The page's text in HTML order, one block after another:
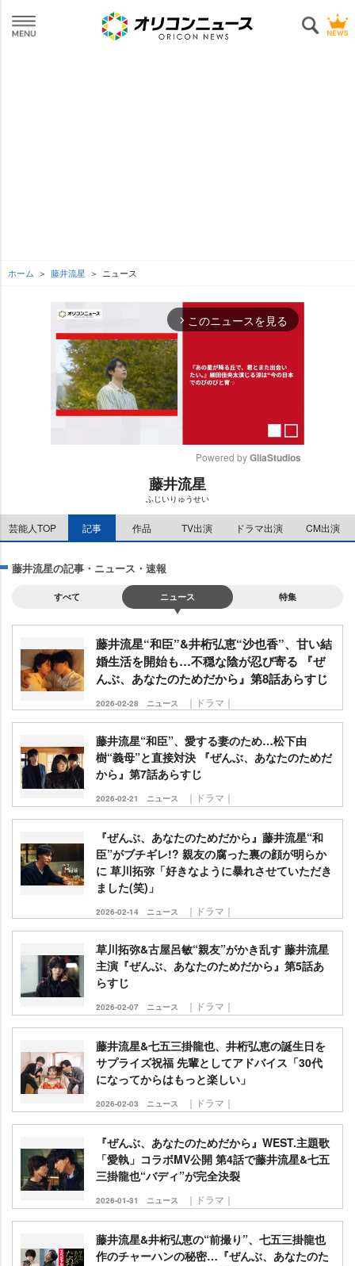
ホーム 藤井流星 ニュース
arrow_forward_ios このニュースを見る
e
Powered by GliaStudios
藤井流星
ふじいりゅうせい
芸能人TOP 記事 作品 TV出演 ドラマ出演 CM出演
藤井流星の記事・ニュース・速報
すべて ニュース 特集
藤井流星“和臣”&井桁弘恵“沙也香”、甘い結
婚生活を開始も…不穏な陰が忍び寄る 『ぜ
んぶ、あなたのためだから』第8話あらすじ
2026-02-28 ニュース ｜ドラマ｜
藤井流星“和臣”、愛する妻のため…松下由
樹“義母”と直接対決 『ぜんぶ、あなたのためだ
から』第7話あらすじ
2026-02-21 ニュース ｜ドラマ｜
『ぜんぶ、あなたのためだから』藤井流星“和
臣”がブチギレ!? 親友の腐った裏の顔が明らか
に 草川拓弥「好きなように暴れさせていただき
ました(笑)」
2026-02-14 ニュース ｜ドラマ｜
草川拓弥&古屋呂敏“親友”がかき乱す 藤井流星
主演『ぜんぶ、あなたのためだから』第5話あ
らすじ
2026-02-07 ニュース ｜ドラマ｜
藤井流星&七五三掛龍也、井桁弘恵の誕生日を
サプライズ祝福 先輩としてアドバイス「30代
になってからはもっと楽しい」
2026-02-03 ニュース ｜ドラマ｜
『ぜんぶ、あなたのためだから』WEST.主題歌
「愛執」コラボMV公開 第4話で藤井流星&七五
三掛龍也“バディ”が完全決裂
2026-01-31 ニュース ｜ドラマ｜
藤井流星&井桁弘恵の“前撮り”、七五三掛龍也
作のチャーハンの秘密…『ぜんぶ、あなたのた